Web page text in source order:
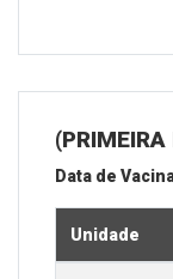
Data de
Unidade